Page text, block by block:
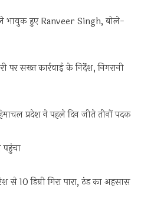
भावुक हुए Ranveer Singh, बोले-
पर सख्त कार्रवाई के निर्देश, निगरानी
प्रदेश ने पहले दिन जीते तीनों पदक
पहुंचा
से 10 डिग्री गिरा पारा, ठंड का अहसास